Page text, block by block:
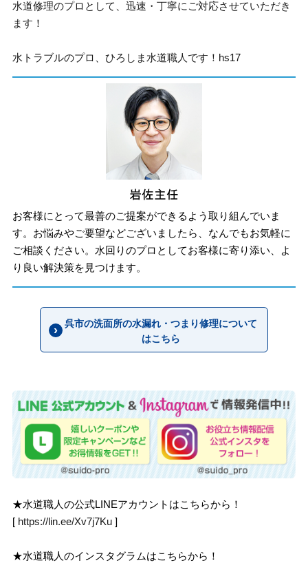
水道修理のプロとして、迅速・丁寧にご対応させていただき
ます！
水トラブルのプロ、ひろしま水道職人です！hs17
お客様にとって最善のご提案ができるよう取り組んでいま
す。お悩みやご要望などございましたら、なんでもお気軽に
ご相談ください。水回りのプロとしてお客様に寄り添い、よ
り良い解決策を見つけます。
呉市の洗面所の水漏れ・つまり修理について
はこちら
★水道職人の公式LINEアカウントはこちらから！
[ https://lin.ee/Xv7j7Ku ]
★水道職人のインスタグラムはこちらから！